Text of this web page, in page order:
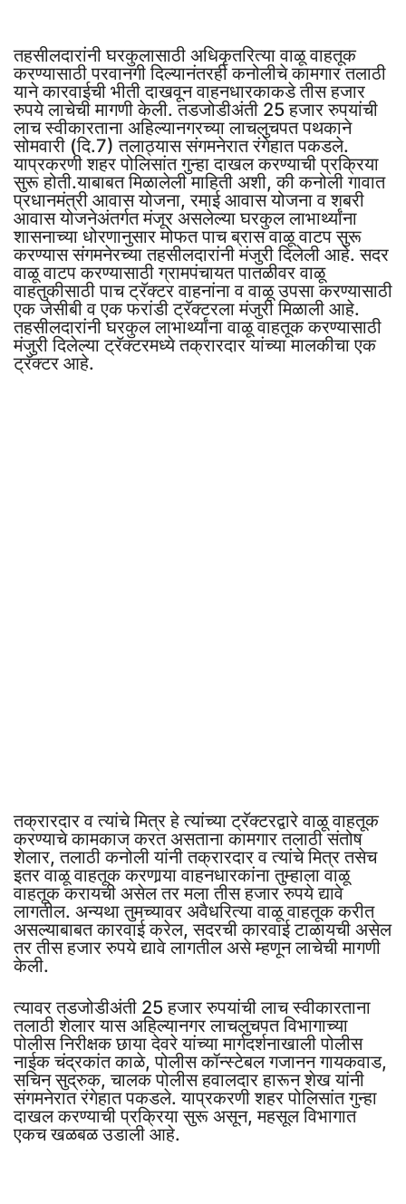
तहसीलदारांनी घरकुलासाठी अधिकृतरित्या वाळू वाहतूक
करण्यासाठी परवानगी दिल्यानंतरही कनोलीचे कामगार तलाठी
याने कारवाईची भीती दाखवून वाहनधारकाकडे तीस हजार
रुपये लाचेची मागणी केली. तडजोडीअंती 25 हजार रुपयांची
लाच स्वीकारताना अहिल्यानगरच्या लाचलुचपत पथकाने
सोमवारी (दि.7) तलाठ्यास संगमनेरात रंगेहात पकडले.
याप्रकरणी शहर पोलिसांत गुन्हा दाखल करण्याची प्रक्रिया
सुरू होती.याबाबत मिळालेली माहिती अशी, की कनोली गावात
प्रधानमंत्री आवास योजना, रमाई आवास योजना व शबरी
आवास योजनेअंतर्गत मंजूर असलेल्या घरकुल लाभार्थ्यांना
शासनाच्या धोरणानुसार मोफत पाच ब्रास वाळू वाटप सुरू
करण्यास संगमनेरच्या तहसीलदारांनी मंजुरी दिलेली आहे. सदर
वाळू वाटप करण्यासाठी ग्रामपंचायत पातळीवर वाळू
वाहतुकीसाठी पाच ट्रॅक्टर वाहनांना व वाळू उपसा करण्यासाठी
एक जेसीबी व एक फरांडी ट्रॅक्टरला मंजुरी मिळाली आहे.
तहसीलदारांनी घरकुल लाभार्थ्यांना वाळू वाहतूक करण्यासाठी
मंजुरी दिलेल्या ट्रॅक्टरमध्ये तक्रारदार यांच्या मालकीचा एक
ट्रॅक्टर आहे.
तक्रारदार व त्यांचे मित्र हे त्यांच्या ट्रॅक्टरद्वारे वाळू वाहतूक
करण्याचे कामकाज करत असताना कामगार तलाठी संतोष
शेलार, तलाठी कनोली यांनी तक्रारदार व त्यांचे मित्र तसेच
इतर वाळू वाहतूक करणार्‍या वाहनधारकांना तुम्हाला वाळू
वाहतूक करायची असेल तर मला तीस हजार रुपये द्यावे
लागतील. अन्यथा तुमच्यावर अवैधरित्या वाळू वाहतूक करीत
असल्याबाबत कारवाई करेल, सदरची कारवाई टाळायची असेल
तर तीस हजार रुपये द्यावे लागतील असे म्हणून लाचेची मागणी
केली.
त्यावर तडजोडीअंती 25 हजार रुपयांची लाच स्वीकारताना
तलाठी शेलार यास अहिल्यानगर लाचलुचपत विभागाच्या
पोलीस निरीक्षक छाया देवरे यांच्या मार्गदर्शनाखाली पोलीस
नाईक चंद्रकांत काळे, पोलीस कॉन्स्टेबल गजानन गायकवाड,
सचिन सुद्रुक, चालक पोलीस हवालदार हारून शेख यांनी
संगमनेरात रंगेहात पकडले. याप्रकरणी शहर पोलिसांत गुन्हा
दाखल करण्याची प्रक्रिया सुरू असून, महसूल विभागात
एकच खळबळ उडाली आहे.